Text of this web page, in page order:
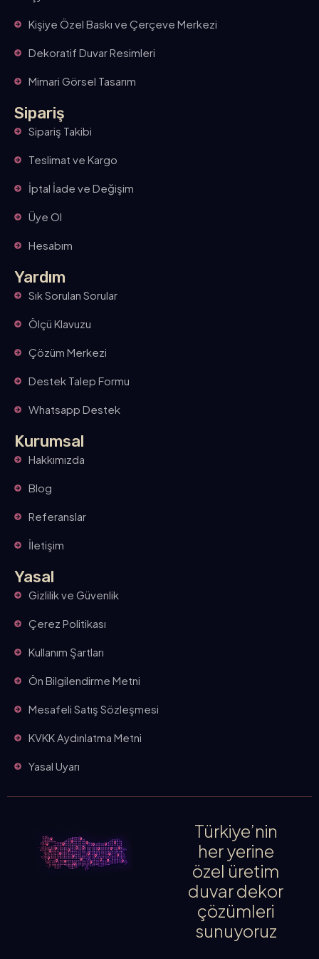
Kişiye Özel Baskı ve Çerçeve Merkezi
Dekoratif Duvar Resimleri
Mimari Görsel Tasarım
Sipariş
Sipariş Takibi
Teslimat ve Kargo
İptal İade ve Değişim
Üye Ol
Hesabım
Yardım
Sık Sorulan Sorular
Ölçü Klavuzu
Çözüm Merkezi
Destek Talep Formu
Whatsapp Destek
Kurumsal
Hakkımızda
Blog
Referanslar
İletişim
Yasal
Gizlilik ve Güvenlik
Çerez Politikası
Kullanım Şartları
Ön Bilgilendirme Metni
Mesafeli Satış Sözleşmesi
KVKK Aydınlatma Metni
Yasal Uyarı
Türkiye’nin
her yerine
özel üretim
duvar dekor
çözümleri
sunuyoruz